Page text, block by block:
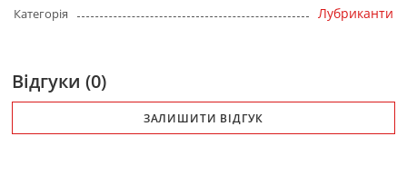
Категорія Лубриканти
Відгуки (0)
ЗАЛИШИТИ ВІДГУК